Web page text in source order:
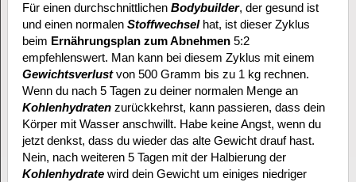
Für einen durchschnittlichen Bodybuilder, der gesund ist
und einen normalen Stoffwechselhat, ist dieser Zyklus
beim Ernährungsplan zum Abnehmen5:2
empfehlenswert. Man kann bei diesem Zyklus mit einem
Gewichtsverlustvon 500 Gramm bis zu 1 kg rechnen.
Wenn du nach 5 Tagen zu deiner normalen Menge an
Kohlenhydratenzurückkehrst, kann passieren, dass dein
Körper mit Wasser anschwillt. Habe keine Angst, wenn du
jetzt denkst, dass du wieder das alte Gewicht drauf hast.
Nein, nach weiteren 5 Tagen mit der Halbierung der
Kohlenhydratewird dein Gewicht um einiges niedriger